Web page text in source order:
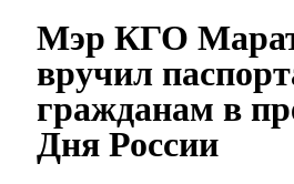
Мэр КГО
вручил
гражданам в
Дня России